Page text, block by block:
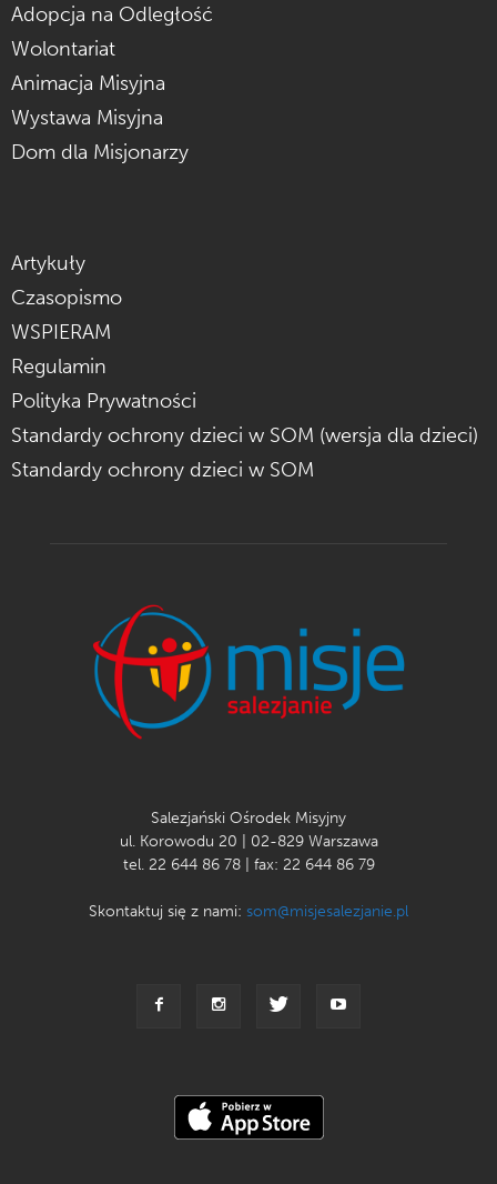
Adopcja na Odległość
Wolontariat
Animacja Misyjna
Wystawa Misyjna
Dom dla Misjonarzy
Artykuły
Czasopismo
WSPIERAM
Regulamin
Polityka Prywatności
Standardy ochrony dzieci w SOM (wersja dla dzieci)
Standardy ochrony dzieci w SOM
Salezjański Ośrodek Misyjny
ul. Korowodu 20 | 02-829 Warszawa
tel. 22 644 86 78 | fax: 22 644 86 79
Skontaktuj się z nami: som@misjesalezjanie.pl